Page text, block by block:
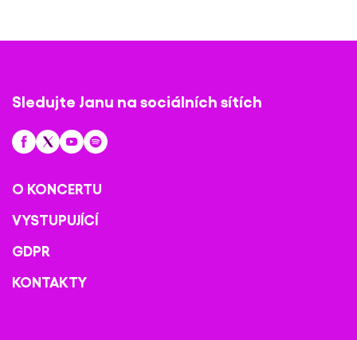
Sledujte Janu na sociálních sítích
O KONCERTU
VYSTUPUJÍCÍ
GDPR
KONTAKTY